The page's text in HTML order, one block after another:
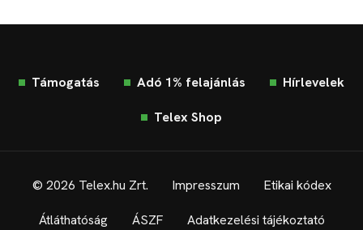
Támogatás Adó 1% felajánlás Hírlevelek
Telex Shop
© 2026 Telex.hu Zrt. Impresszum Etikai kódex
Átláthatóság ÁSZF Adatkezelési tájékoztató